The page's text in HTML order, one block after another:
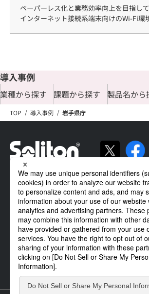
ペーパーレス化と業務効率向上を目指して
インターネット接続系端末向けのWi-Fi環
導入事例
業種から探す 課題から探す 製品名から
TOP 導入事例 岩手県庁
ソリトンの強み
製品・サービス
導入事例
サポート
企業情報
IR情報
ニュース